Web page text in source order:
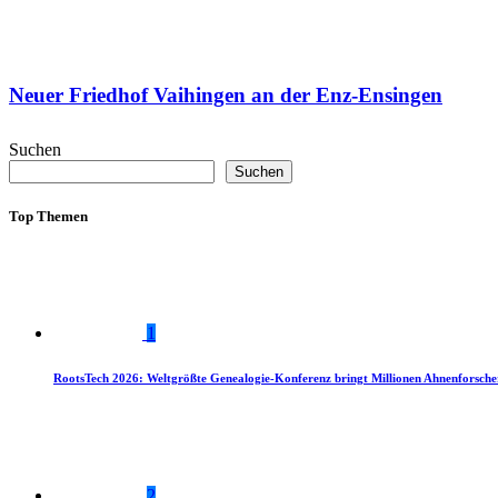
Neuer Friedhof Vaihingen an der Enz-Ensingen
Suchen
Suchen
Top Themen
1
RootsTech 2026: Weltgrößte Genealogie-Konferenz bringt Millionen